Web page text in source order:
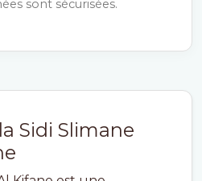
Sidi Slimane
sont sécurisées.